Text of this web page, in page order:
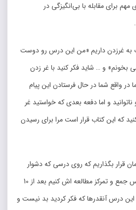
مهم برای مقابله با بی‌‌انگیزگی در
به غرزدن داریم «من این درس رو دوست
بخونم» و … شاید فکر کنید با غر زدن
در واقع شما در حال فرستادن این پیام
و اما دفعه بعدی که خواستید غر
که این کتاب قرار است مرا برای رسیدن
قرار بگذاریم که روی درسی که دشوار
است فقط 10 دقیقه با حواس جمع و تمرکز مطالعه اش کنیم بعد از 10
درس آنقدرها که فکر کردید بد نیست و